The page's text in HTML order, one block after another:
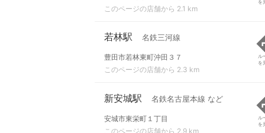
このページの店舗から 2.1 km
を
若林駅 名鉄三河線
豊田市若林東町沖田３７
このページの店舗から 2.3 km
ル
を
新安城駅 名鉄名古屋本線 など
安城市東栄町１丁目
このページの店舗から 2.9 km
ル
を